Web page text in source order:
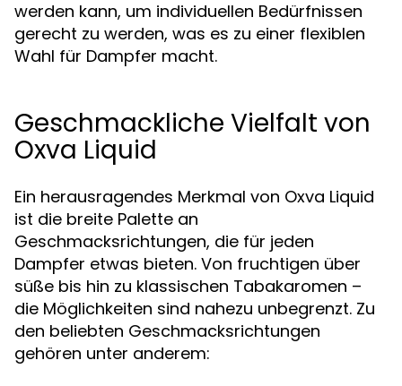
werden kann, um individuellen Bedürfnissen
gerecht zu werden, was es zu einer flexiblen
Wahl für Dampfer macht.
Geschmackliche Vielfalt von
Oxva Liquid
Ein herausragendes Merkmal von Oxva Liquid
ist die breite Palette an
Geschmacksrichtungen, die für jeden
Dampfer etwas bieten. Von fruchtigen über
süße bis hin zu klassischen Tabakaromen –
die Möglichkeiten sind nahezu unbegrenzt. Zu
den beliebten Geschmacksrichtungen
gehören unter anderem: